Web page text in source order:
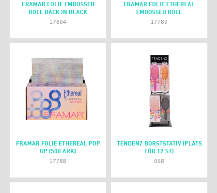
FRAMAR FOLIE EMBOSSED
ROLL BACK IN BLACK
17804
FRAMAR FOLIE ETHEREAL
EMBOSSED ROLL
17789
FRAMAR FOLIE ETHEREAL POP
UP (500 ARK)
17788
TENDENZ BORSTSTATIV (PLATS
FÖR 12 ST)
068